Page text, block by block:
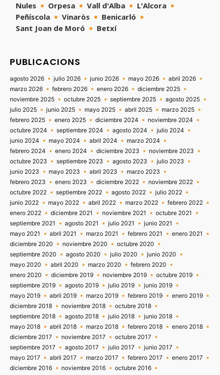
Nules
Orpesa Vall d'Alba
L'Alcora
Peñíscola
Vinaròs
Benicarló
Sant Joan de Moró
Betxí
PUBLICACIONS
agosto 2026 julio 2026 junio 2026 mayo 2026
abril 2026
marzo 2026
febrero 2026 enero 2026
diciembre 2025
noviembre 2025
octubre 2025 septiembre 2025
agosto 2025
julio 2025
junio 2025 mayo 2025 abril 2025
marzo 2025
febrero 2025
enero 2025 diciembre 2024
noviembre 2024
octubre 2024
septiembre 2024 agosto 2024
julio 2024
junio 2024
mayo 2024 abril 2024
marzo 2024
febrero 2024
enero 2024 diciembre 2023
noviembre 2023
octubre 2023
septiembre 2023 agosto 2023
julio 2023
junio 2023
mayo 2023 abril 2023
marzo 2023
febrero 2023
enero 2023 diciembre 2022
noviembre 2022
octubre 2022
septiembre 2022 agosto 2022
julio 2022
junio 2022
mayo 2022 abril 2022 marzo 2022
febrero 2022
enero 2022
diciembre 2021 noviembre 2021
octubre 2021
septiembre 2021
agosto 2021 julio 2021
junio 2021
mayo 2021
abril 2021 marzo 2021 febrero 2021
enero 2021
diciembre 2020
noviembre 2020
octubre 2020
septiembre 2020
agosto 2020 julio 2020
junio 2020
mayo 2020
abril 2020 marzo 2020
febrero 2020
enero 2020
diciembre 2019 noviembre 2019
octubre 2019
septiembre 2019
agosto 2019 julio 2019
junio 2019
mayo 2019
abril 2019 marzo 2019 febrero 2019
enero 2019
diciembre 2018
noviembre 2018
octubre 2018
septiembre 2018
agosto 2018 julio 2018
junio 2018
mayo 2018
abril 2018 marzo 2018 febrero 2018
enero 2018
diciembre 2017
noviembre 2017
octubre 2017
septiembre 2017
agosto 2017 julio 2017
junio 2017
mayo 2017
abril 2017 marzo 2017 febrero 2017
enero 2017
diciembre 2016
noviembre 2016
octubre 2016